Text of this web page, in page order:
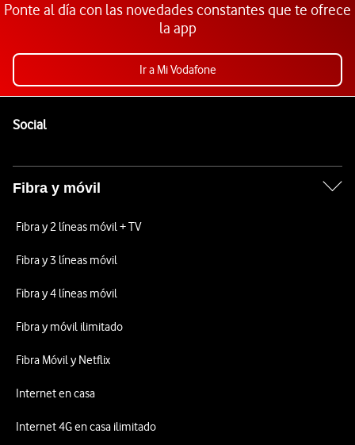
Ponte al día con las novedades constantes que te ofrece
la app
Ir a Mi Vodafone
SocialEnlaces a las redes sociales de Vodafone
Fibra y móvil
Fibra y 2 líneas móvil + TV
Fibra y 3 líneas móvil
Fibra y 4 líneas móvil
Fibra y móvil ilimitado
Fibra Móvil y Netflix
Internet en casa
Internet 4G en casa ilimitado